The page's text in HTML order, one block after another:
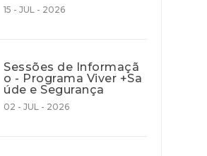
15 - JUL - 2026
Sessões de Informaçã
o - Programa Viver +Sa
úde e Segurança
02 - JUL - 2026